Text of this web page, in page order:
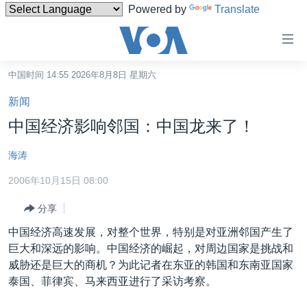
Powered by Translate
碍
链
接
转
内
转
到
导
航
台湾
港澳
国际
最新国际新闻
印太
中东
分类新闻
经济·金融·贸易
人权·法律·宗教
美中关系
热点专题
中国时间 14:55 2026年8月8日 星期六
新闻
中国经济影响邻国：中国龙来了！
海涛
2006年10月15日 08:00
分享
中国经济高速发展，对整个世界，特别是对亚洲邻国产生了
巨大和深远的影响。中国经济的崛起，对周边国家是挑战和
威胁还是巨大的商机？为此记者在东亚的韩国和东南亚国家
泰国、菲律宾、马来西亚进行了采访考察。